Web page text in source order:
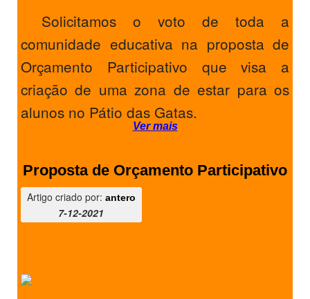
Solicitamos o voto de toda a
comunidade educativa na proposta de
Orçamento Participativo que visa a
criação de uma zona de estar para os
alunos no Pátio das Gatas.
Ver mais
Proposta de Orçamento Participativo
Artigo criado por: antero
7-12-2021